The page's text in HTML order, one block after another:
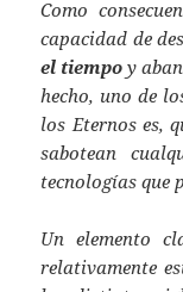
Como
capacidad de
el tiempo y
hecho, uno de
los Eternos es,
sabotean
tecnologías que
Un elemento
relativamente